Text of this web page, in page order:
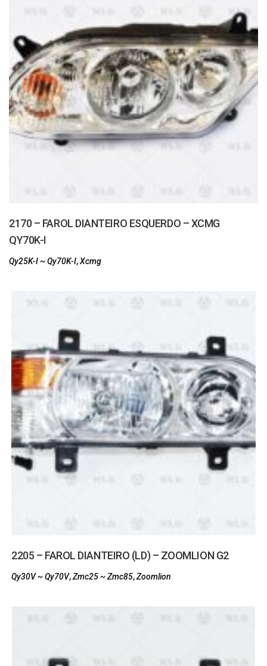
2170 – FAROL DIANTEIRO ESQUERDO – XCMG
QY70K-I
Qy25K-I ~ Qy70K-I,Xcmg
2205 – FAROL DIANTEIRO (LD) – ZOOMLION G2
Qy30V ~ Qy70V,Zmc25 ~ Zmc85,Zoomlion